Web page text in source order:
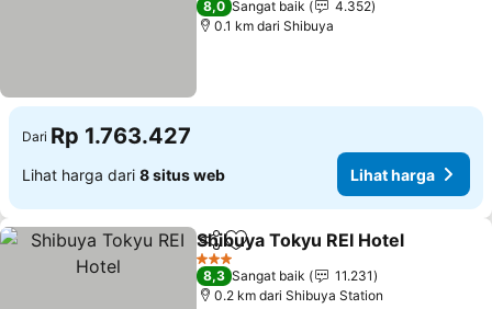
8,0 Sangat baik
4.352
0.1 km dari Shibuya
Dari Rp 1.763.427
Lihat harga dari 8 situs web Lihat harga
BagikanTambahkan ke favorit
Shibuya Tokyu REI Hotel
3 Bintang
8,3 Sangat baik
11.231
0.2 km dari Shibuya Station